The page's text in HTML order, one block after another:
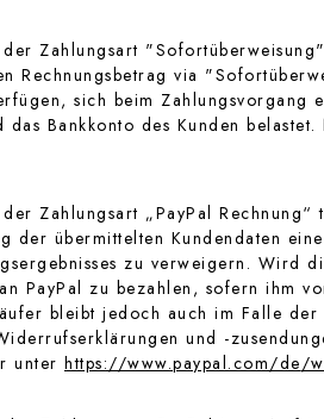
Zahlungsart
Rechnungsbetrag via
sich beim Zahlungsvorgang
das Bankkonto des Kunden
Zahlungsart „PayPal
der übermittelten Kundendaten
zu verweigern. Wird
PayPal zu bezahlen, sofern ihm
bleibt jedoch auch im Falle
und -
unter https://www.paypal.com/de/